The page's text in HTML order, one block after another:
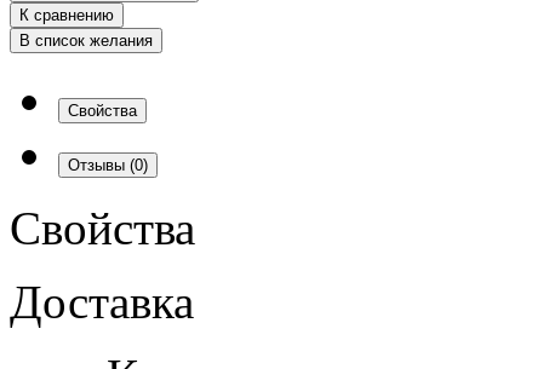
К сравнению
В список желания
Свойства
Отзывы (0)
Свойства
Доставка